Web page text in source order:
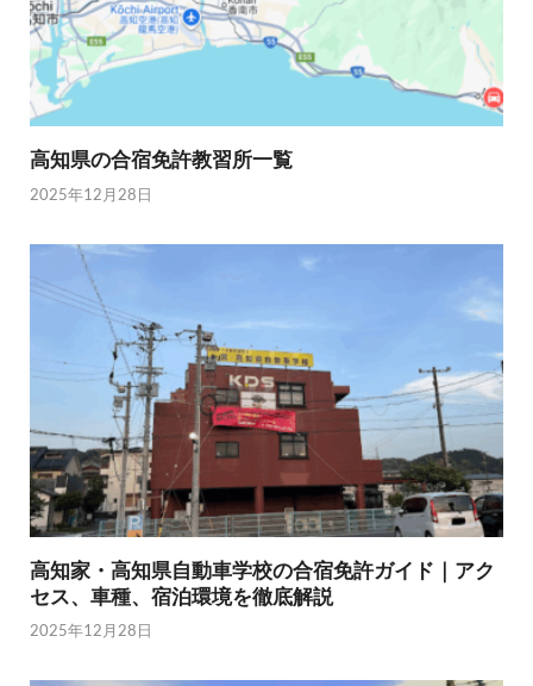
高知県の合宿免許教習所一覧
2025年12月28日
高知家・高知県自動車学校の合宿免許ガイド｜アク
セス、車種、宿泊環境を徹底解説
2025年12月28日